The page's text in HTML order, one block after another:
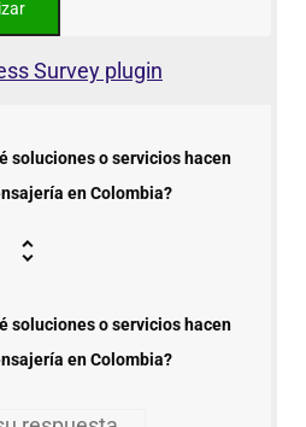
Survey plugin
soluciones o servicios hacen
en Colombia?
soluciones o servicios hacen
en Colombia?